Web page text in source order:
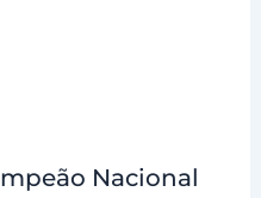
Nacional